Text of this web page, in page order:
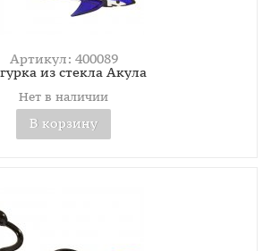
Артикул: 400089
из стекла Акула
Нет в наличии
В корзину